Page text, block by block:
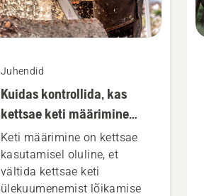
Juhendid
Kuidas kontrollida, kas
kettsae keti määrimine
töötab?
Keti määrimine on kettsae
kasutamisel oluline, et
vältida kettsae keti
ülekuumenemist lõikamise